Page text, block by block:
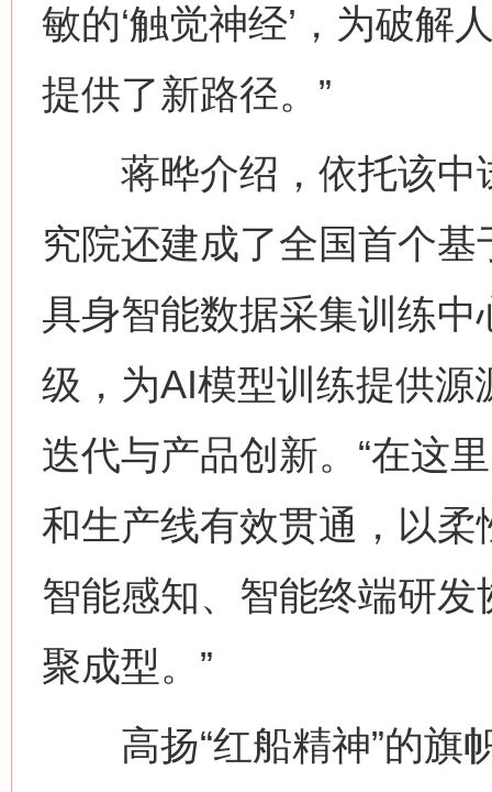
敏的‘触觉神经’，为破解
提供了新路径。”
蒋晔介绍，依托该中
究院还建成了全国首个
具身智能数据采集训练
级，为AI模型训练提供源
迭代与产品创新。“在这
和生产线有效贯通，以
智能感知、智能终端研
聚成型。”
高扬“红船精神”的旗